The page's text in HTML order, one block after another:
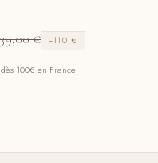
€ −110 €
100€ en France